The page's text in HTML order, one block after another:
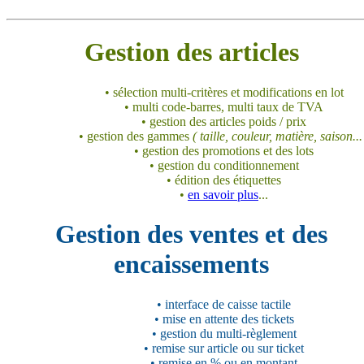
Gestion des articles
• sélection multi-critères et modifications en lot
• multi code-barres, multi taux de TVA
• gestion des articles poids / prix
• gestion des gammes ( taille, couleur, matière,
• gestion des promotions et des lots
• gestion du conditionnement
• édition des étiquettes
• en savoir plus...
Gestion des ventes et des
encaissements
• interface de caisse tactile
• mise en attente des tickets
• gestion du multi-règlement
• remise sur article ou sur ticket